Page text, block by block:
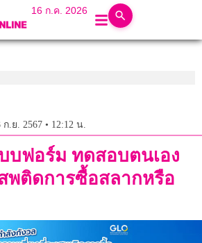
16 ก.ค. 2026
ก.ย. 2567 • 12:12 น.
บฟอร์ม ทดสอบตนเอง
พติดการซื้อสลากหรือ